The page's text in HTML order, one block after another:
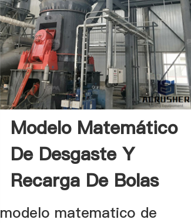
Modelo Matemático
De Desgaste Y
Recarga De Bolas
En Molino ...
modelo matematico de